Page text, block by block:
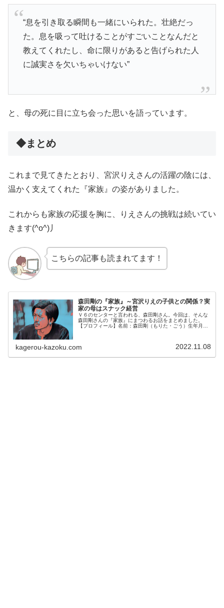
“息を引き取る瞬間も一緒にいられた。壮絶だっ
た。息を吸って吐けることがすごいことなんだと
教えてくれたし、命に限りがあると告げられた人
に誠実さを欠いちゃいけない”
と、母の死に目に立ち会った思いを語っています。
◆まとめ
これまで見てきたとおり、宮沢りえさんの活躍の陰には、
温かく支えてくれた『家族』の姿がありました。
これからも家族の応援を胸に、りえさんの挑戦は続いてい
きます(^o^)丿
こちらの記事も読まれてます！
森田剛の『家族』～宮沢りえの子供との関係？実
家の母はスナック経営
Ｖ６のセンターと言われる、森田剛さん。今回は、そんな
森田剛さんの『家族』にまつわるお話をまとめました。
【プロフィール】名前：森田剛（もりた・ごう）生年月
kagerou-kazoku.com 2022.11.08